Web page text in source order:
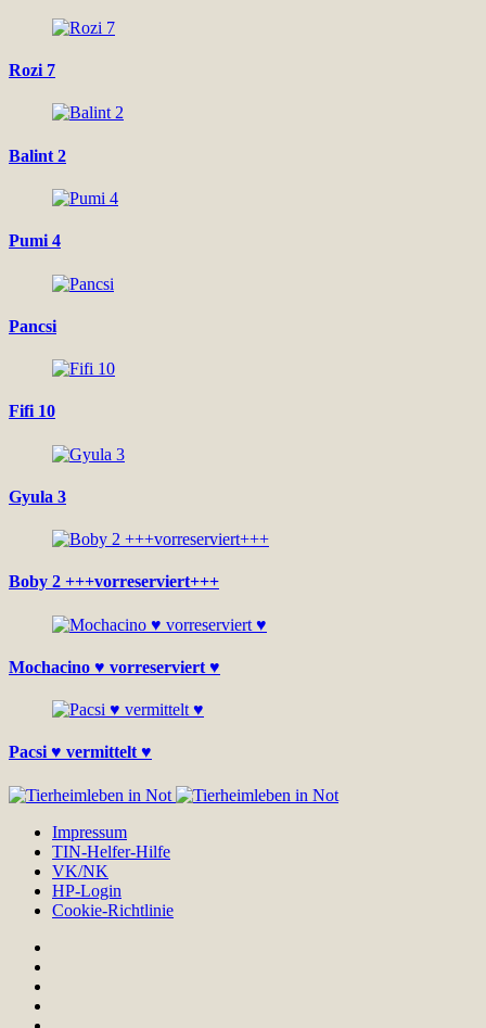
Rozi 7
Balint 2
Pumi 4
Pancsi
Fifi 10
Gyula 3
Boby 2 +++vorreserviert+++
Mochacino ♥ vorreserviert ♥
Pacsi ♥ vermittelt ♥
Impressum
TIN-Helfer-Hilfe
VK/NK
HP-Login
Cookie-Richtlinie